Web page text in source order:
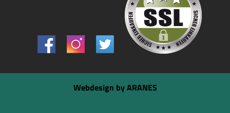
Webdesign by ARANES